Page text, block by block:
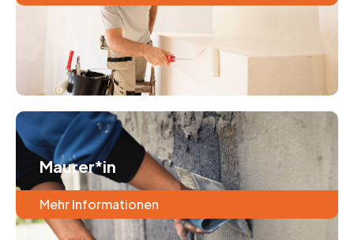
Maurer*in
Mehr Informationen